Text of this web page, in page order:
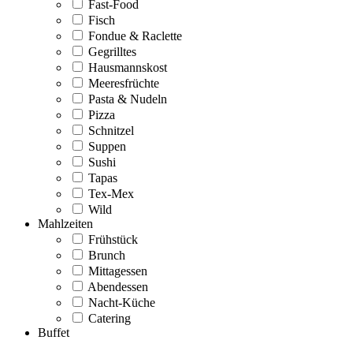
Fast-Food
Fisch
Fondue & Raclette
Gegrilltes
Hausmannskost
Meeresfrüchte
Pasta & Nudeln
Pizza
Schnitzel
Suppen
Sushi
Tapas
Tex-Mex
Wild
Mahlzeiten
Frühstück
Brunch
Mittagessen
Abendessen
Nacht-Küche
Catering
Buffet